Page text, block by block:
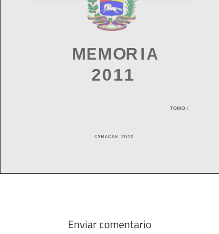
Enviar comentario